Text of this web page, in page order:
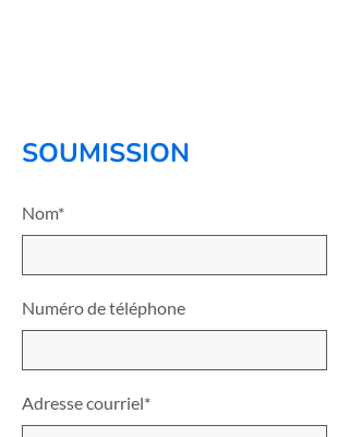
SOUMISSION
Nom*
Numéro de téléphone
Adresse courriel*